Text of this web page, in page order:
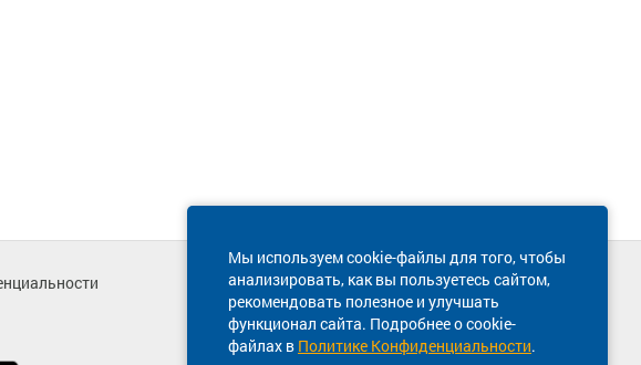
Мы используем cookie-файлы для того, чтобы
анализировать, как вы пользуетесь сайтом,
рекомендовать полезное и улучшать
функционал сайта. Подробнее о cookie-
файлах в Политике Конфиденциальности.
Техническая поддержка сайта
8 800 600-03-38